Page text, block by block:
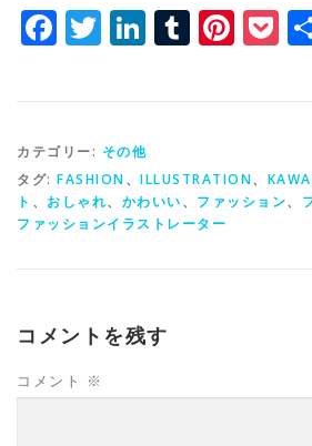
Facebook
Twitter
LinkedIn
Tumblr
カテゴリー: その他
タグ: FASHION、 ILLUSTRATION、
ト 、 おしゃれ、 かわいい、 ファッション、
ファッションイラストレーター
コメントを残す
コメント ※